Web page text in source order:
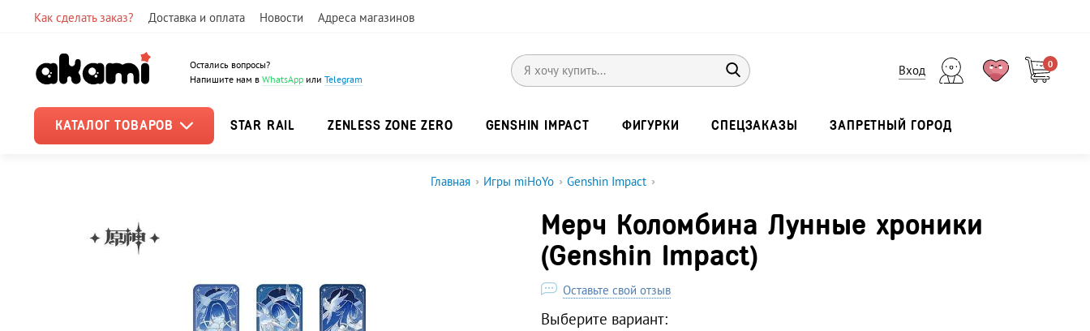
Как сделать заказ? Доставка и оплата Новости Адреса магазинов
Остались вопросы?
Напишите нам вWhatsApp илиTelegram
Вход 0
КАТАЛОГ ТОВАРОВ STAR RAIL ZENLESS ZONE ZERO GENSHIN IMPACT ФИГУРКИ СПЕЦЗАКАЗЫ ЗАПРЕТНЫЙ ГОРОД
Главная › Игры miHoYo › Genshin Impact ›
Мерч Коломбина Лунные хроники
(Genshin Impact)
Оставьте свой отзыв
Выберите вариант: